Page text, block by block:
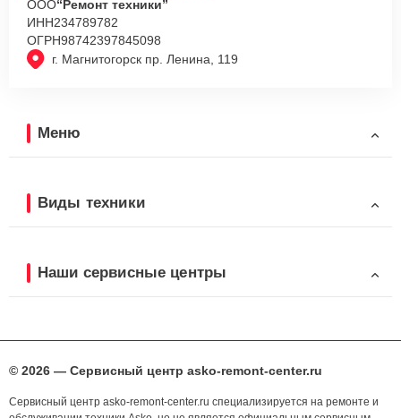
г. Магнитогорск пр. Ленина, 119
ООО“Ремонт техники”
ИНН234789782
ОГРН98742397845098
Меню
Виды техники
Наши сервисные центры
© 2026 — Сервисный центр asko-remont-center.ru
Сервисный центр asko-remont-center.ru специализируется на ремонте и